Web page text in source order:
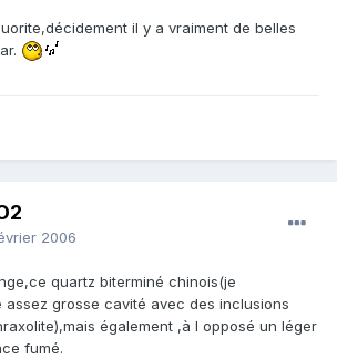
il y a vraiment de belles
2006
quartz biterminé chinois(je
assez grosse cavité avec des inclusions
également ,à l opposé un léger
fumé.